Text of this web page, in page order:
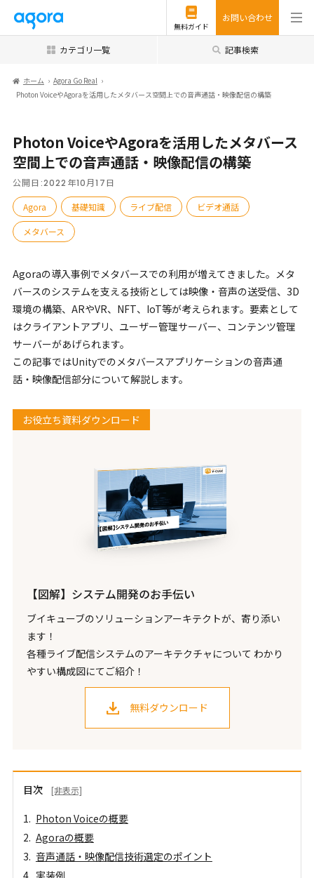
無料ガイド
お問い合わせ
カテゴリ一覧 記事検索
ホーム
Agora Go Real
Photon VoiceやAgoraを活用したメタバース空間上での音声通話・映像配信の構築
Photon VoiceやAgoraを活用したメタバース
空間上での音声通話・映像配信の構築
公開日:2022年10月17日
Agora
基礎知識 ライブ配信 ビデオ通話
メタバース
Agoraの導入事例でメタバースでの利用が増えてきました。メタ
バースのシステムを支える技術としては映像・音声の送受信、3D
環境の構築、ARやVR、NFT、IoT等が考えられます。要素として
はクライアントアプリ、ユーザー管理サーバー、コンテンツ管理
サーバーがあげられます。
この記事ではUnityでのメタバースアプリケーションの音声通
話・映像配信部分について解説します。
お役立ち資料ダウンロード
【図解】システム開発のお手伝い
ブイキューブのソリューションアーキテクトが、寄り添い
ます！
各種ライブ配信システムのアーキテクチャについて わかり
やすい構成図にてご紹介！
無料ダウンロード
目次 [非表示]
Photon Voiceの概要
Agoraの概要
音声通話・映像配信技術選定のポイント